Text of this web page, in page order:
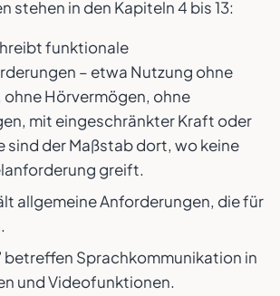
stehen in den Kapiteln 4 bis 13:
funktionale
– etwa Nutzung ohne
ohne Hörvermögen, ohne
mit eingeschränkter Kraft oder
sind der Maßstab dort, wo keine
greift.
allgemeine Anforderungen, die für
betreffen Sprachkommunikation in
und Videofunktionen.